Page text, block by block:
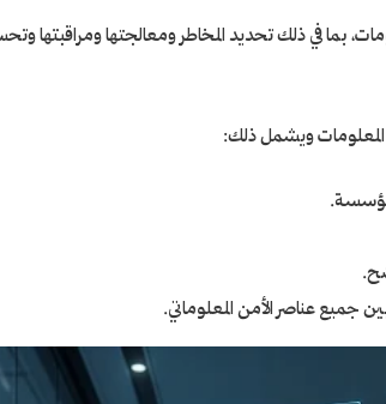
بما في ذلك تحديد المخاطر ومعالجتها
المعلومات ويشمل ذلك:
جميع عناصر الأمن المعلوماتي.